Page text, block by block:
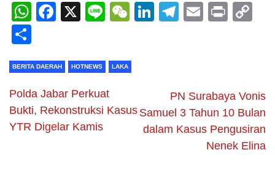
WhatsApp
Facebook
X LineWeChat
LinkedIn
Telegram
Email
Print
BERITA DAERAH HOTNEWS LAKA
Polda Jabar Perkuat
Bukti, Rekonstruksi Kasus
YTR Digelar Kamis
PN Surabaya Vonis
Samuel 3 Tahun 10 Bulan
dalam Kasus Pengusiran
Nenek Elina